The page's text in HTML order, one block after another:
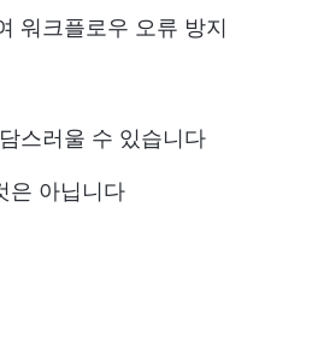
워크플로우 오류 방지
스러울 수 있습니다
은 아닙니다